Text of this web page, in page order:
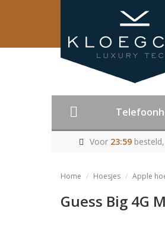
Voor 23:59besteld,
Home Hoesjes Apple
Guess Big 4G